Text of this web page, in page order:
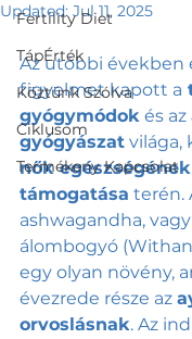
Fertility Diet
TápÉrték
Köztünk Szólva
Ciklusom
Termékeny Kapcsolat
Updated: Jul 11, 2025
Az utóbbi években
figyelmet kapott a
gyógymódok és az
gyógyászat világa,
nők egészségének
támogatása terén.
ashwagandha,
álombogyó
egy olyan növény,
évezrede része az
orvoslásnak. Az